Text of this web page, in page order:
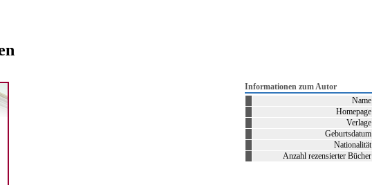
Informationen zum Autor
Name
Homepage
Verlage
Geburtsdatum
Nationalität
Anzahl rezensierter Bücher